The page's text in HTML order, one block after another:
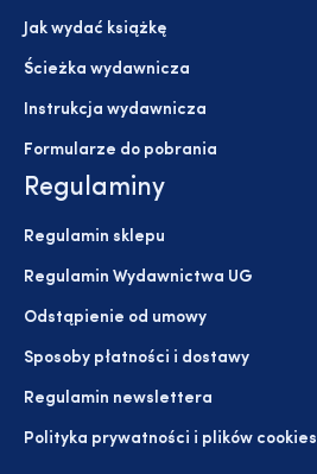
Jak wydać książkę
Ścieżka wydawnicza
Instrukcja wydawnicza
Formularze do pobrania
Regulaminy
Regulamin sklepu
Regulamin Wydawnictwa UG
Odstąpienie od umowy
Sposoby płatności i dostawy
Regulamin newslettera
Polityka prywatności i plików cookies